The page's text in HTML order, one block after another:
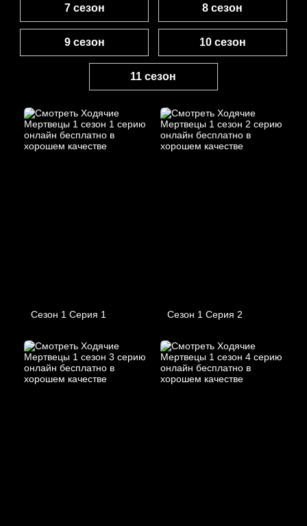
7 сезон 8 сезон
9 сезон 10 сезон
11 сезон
Сезон 1 Серия 1 Сезон 1 Серия 2